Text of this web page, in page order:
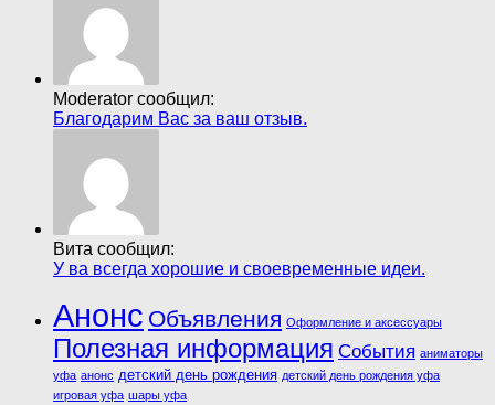
Moderator сообщил:
Благодарим Вас за ваш отзыв.
Вита сообщил:
У ва всегда хорошие и своевременные идеи.
Анонс Объявления Оформление и аксессуары
Полезная информация События аниматоры
уфа анонс детский день рождения детский день рождения уфа
игровая уфа шары уфа